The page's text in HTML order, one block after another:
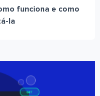
funciona e como
la